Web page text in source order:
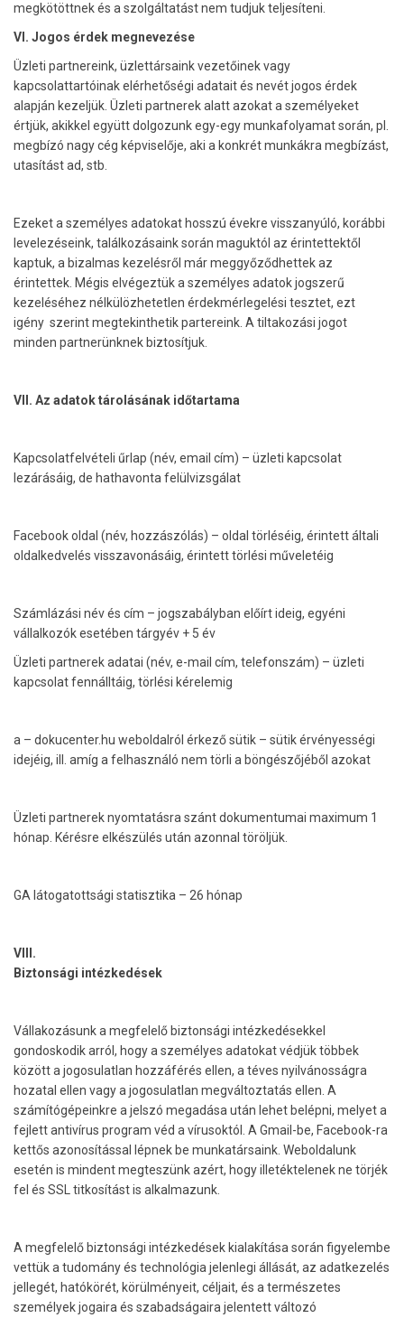
megkötöttnek és a szolgáltatást nem tudjuk teljesíteni.
VI. Jogos érdek megnevezése
Üzleti partnereink, üzlettársaink vezetőinek vagy
kapcsolattartóinak elérhetőségi adatait és nevét jogos érdek
alapján kezeljük. Üzleti partnerek alatt azokat a személyeket
értjük, akikkel együtt dolgozunk egy-egy munkafolyamat során, pl.
megbízó nagy cég képviselője, aki a konkrét munkákra megbízást,
utasítást ad, stb.
Ezeket a személyes adatokat hosszú évekre visszanyúló, korábbi
levelezéseink, találkozásaink során maguktól az érintettektől
kaptuk, a bizalmas kezelésről már meggyőződhettek az
érintettek. Mégis elvégeztük a személyes adatok jogszerű
kezeléséhez nélkülözhetetlen érdekmérlegelési tesztet, ezt
igény szerint megtekinthetik partereink. A tiltakozási jogot
minden partnerünknek biztosítjuk.
VII. Az adatok tárolásának időtartama
Kapcsolatfelvételi űrlap (név, email cím) – üzleti kapcsolat
lezárásáig, de hathavonta felülvizsgálat
Facebook oldal (név, hozzászólás) – oldal törléséig, érintett általi
oldalkedvelés visszavonásáig, érintett törlési műveletéig
Számlázási név és cím – jogszabályban előírt ideig, egyéni
vállalkozók esetében tárgyév + 5 év
Üzleti partnerek adatai (név, e-mail cím, telefonszám) – üzleti
kapcsolat fennálltáig, törlési kérelemig
a – dokucenter.hu weboldalról érkező sütik – sütik érvényességi
idejéig, ill. amíg a felhasználó nem törli a böngészőjéből azokat
Üzleti partnerek nyomtatásra szánt dokumentumai maximum 1
hónap. Kérésre elkészülés után azonnal töröljük.
GA látogatottsági statisztika – 26 hónap
VIII.
Biztonsági intézkedések
Vállakozásunk a megfelelő biztonsági intézkedésekkel
gondoskodik arról, hogy a személyes adatokat védjük többek
között a jogosulatlan hozzáférés ellen, a téves nyilvánosságra
hozatal ellen vagy a jogosulatlan megváltoztatás ellen. A
számítógépeinkre a jelszó megadása után lehet belépni, melyet a
fejlett antivírus program véd a vírusoktól. A Gmail-be, Facebook-ra
kettős azonosítással lépnek be munkatársaink. Weboldalunk
esetén is mindent megteszünk azért, hogy illetéktelenek ne törjék
fel és SSL titkosítást is alkalmazunk.
A megfelelő biztonsági intézkedések kialakítása során figyelembe
vettük a tudomány és technológia jelenlegi állását, az adatkezelés
jellegét, hatókörét, körülményeit, céljait, és a természetes
személyek jogaira és szabadságaira jelentett változó